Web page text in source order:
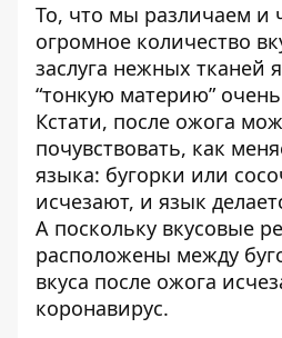
То, что мы различаем и
огромное количество
заслуга нежных тканей
“тонкую материю”
Кстати, после ожога
почувствовать, как
языка: бугорки или
исчезают, и язык
А поскольку вкусовые
расположены между
вкуса после ожога
коронавирус.